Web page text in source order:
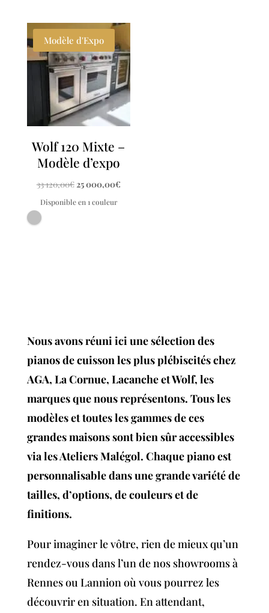
Modèle d'Expo
Wolf 120 Mixte –
Modèle d’expo
33 120,00€ Le
prix
25 000,00€Le
Disponible en 1 couleur
Nous avons réuni ici une sélection des
pianos de cuisson les plus plébiscités chez
AGA, La Cornue, Lacanche et Wolf, les
marques que nous représentons. Tous les
modèles et toutes les gammes de ces
grandes maisons sont bien sûr accessibles
via les Ateliers Malégol. Chaque piano est
personnalisable dans une grande variété de
tailles, d’options, de couleurs et de
finitions.
Pour imaginer le vôtre, rien de mieux qu’un
rendez-vous dans l’un de nos showrooms à
Rennes ou Lannion où vous pourrez les
découvrir en situation. En attendant,